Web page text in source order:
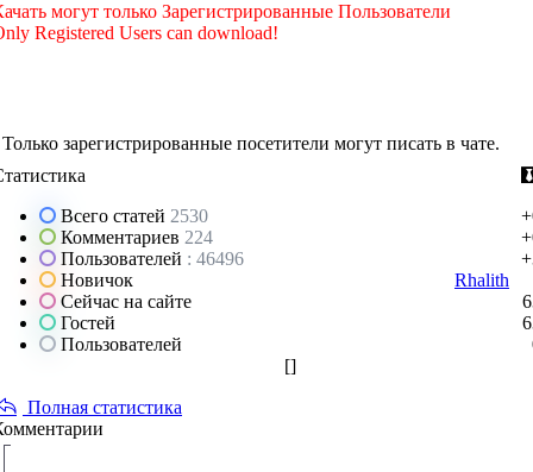
могут только Зарегистрированные Пользователи
Registered Users can download!
Только зарегистрированные посетители могут писать в чате.
Всего статей 2530
Комментариев 224
Пользователей : 46496
Новичок
Rhalith
Сейчас на сайте
Гостей
Пользователей
[]
Полная статистика